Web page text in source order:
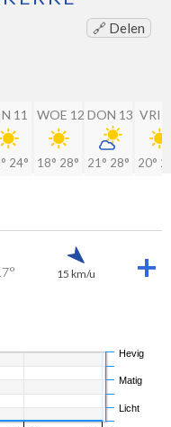
🔗 Delen
11
24°
WOE 12
18° 28°
DON 13
21° 28°
VRI
20°
15 km/u
Licht
Matig
Hevig